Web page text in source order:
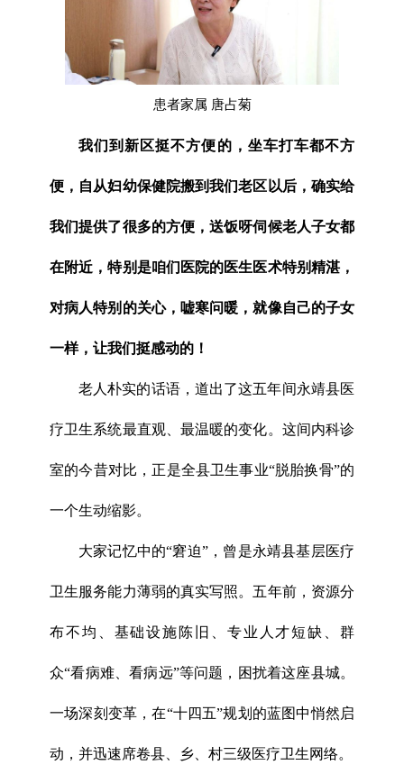
患者家属 唐占菊
我们到新区挺不方便的，坐车打车都不方
便，自从妇幼保健院搬到我们老区以后，确实给
我们提供了很多的方便，送饭呀伺候老人子女都
在附近，特别是咱们医院的医生医术特别精湛，
对病人特别的关心，嘘寒问暖，就像自己的子女
一样，让我们挺感动的！
老人朴实的话语，道出了这五年间永靖县医
疗卫生系统最直观、最温暖的变化。这间内科诊
室的今昔对比，正是全县卫生事业“脱胎换骨”的
一个生动缩影。
大家记忆中的“窘迫”，曾是永靖县基层医疗
卫生服务能力薄弱的真实写照。五年前，资源分
布不均、基础设施陈旧、专业人才短缺、群
众“看病难、看病远”等问题，困扰着这座县城。
一场深刻变革，在“十四五”规划的蓝图中悄然启
动，并迅速席卷县、乡、村三级医疗卫生网络。